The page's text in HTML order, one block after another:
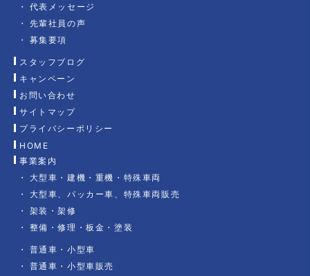
HOME
事業案内
大型車・建機・重機・特殊車両
大型車、パッカー車、特殊車両販売
架装・架修
整備・修理・板金・塗装
普通車・小型車
普通車・小型車販売
代表メッセージ
先輩社員の声
募集要項
スタッフブログ
キャンペーン
お問い合わせ
サイトマップ
プライバシーポリシー